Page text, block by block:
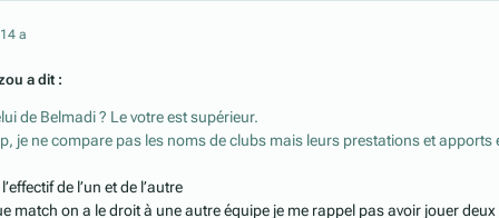
4 a
a dit :
de Belmadi ? Le votre est supérieur.
je ne compare pas les noms de clubs mais leurs prestations et apports
de l’un et de l’autre
match on a le droit à une autre équipe je me rappel pas avoir jouer deux